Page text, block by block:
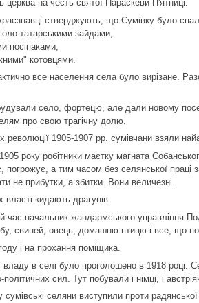
церква на честь святої Параскеви-П'ятниці.
краєзнавці стверджують, що Сумівку було
татарськими зайдами,
посіпаками,
котовцями.
все населення села було вирізане.
село, фортецю, але дали новому
про свою трагічну долю.
революції 1905-1907 рр. сумівчани взяли
року робітники маєтку магната
погрожує, а тим часом без селянської праці
не прибутки, а збитки. Вони величезні.
власті кидають драгунів.
начальник жандармського управління
свиней, овець, домашню птицю і все, що
і на прохання поміщика.
в селі було проголошено в 1918 році.
політичних сил. Тут побували і німці, і
сумівські селяни виступили проти